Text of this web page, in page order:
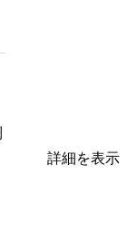
詳細を表示